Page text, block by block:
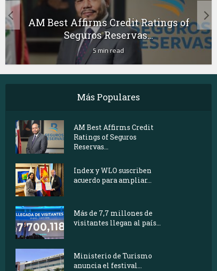
AM Best Affirms Credit Ratings of
Seguros Reservas...
5 min read
Más Populares
AM Best Affirms Credit
Ratings of Seguros
Reservas...
Index y WLO suscriben
acuerdo para ampliar...
Más de 7,7 millones de
visitantes llegan al país...
Ministerio de Turismo
anuncia el festival...